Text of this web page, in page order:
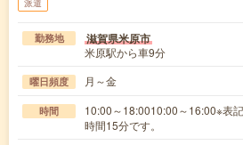
派遣
勤務地 滋賀県米原市
米原駅から車9分
曜日頻度 月～金
時間
10:00～18:0010:00～16:00※表
時間15分です。